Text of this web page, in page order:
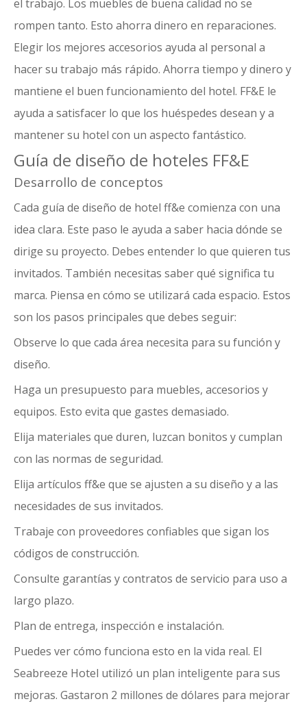
el trabajo. Los muebles de buena calidad no se
rompen tanto. Esto ahorra dinero en reparaciones.
Elegir los mejores accesorios ayuda al personal a
hacer su trabajo más rápido. Ahorra tiempo y dinero y
mantiene el buen funcionamiento del hotel. FF&E le
ayuda a satisfacer lo que los huéspedes desean y a
mantener su hotel con un aspecto fantástico.
Guía de diseño de hoteles FF&E
Desarrollo de conceptos
Cada guía de diseño de hotel ff&e comienza con una
idea clara. Este paso le ayuda a saber hacia dónde se
dirige su proyecto. Debes entender lo que quieren tus
invitados. También necesitas saber qué significa tu
marca. Piensa en cómo se utilizará cada espacio. Estos
son los pasos principales que debes seguir:
Observe lo que cada área necesita para su función y
diseño.
Haga un presupuesto para muebles, accesorios y
equipos. Esto evita que gastes demasiado.
Elija materiales que duren, luzcan bonitos y cumplan
con las normas de seguridad.
Elija artículos ff&e que se ajusten a su diseño y a las
necesidades de sus invitados.
Trabaje con proveedores confiables que sigan los
códigos de construcción.
Consulte garantías y contratos de servicio para uso a
largo plazo.
Plan de entrega, inspección e instalación.
Puedes ver cómo funciona esto en la vida real. El
Seabreeze Hotel utilizó un plan inteligente para sus
mejoras. Gastaron 2 millones de dólares para mejorar